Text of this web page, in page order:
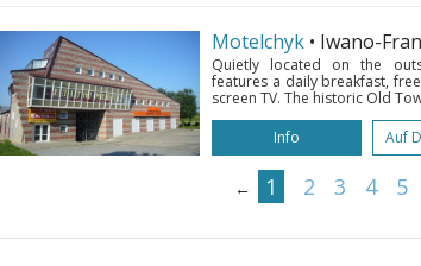
Motelchyk • Iwano-
Quietly located on the
features a daily breakfast,
screen TV. The historic Old
Info
Auf
← 1 2 3 4 5